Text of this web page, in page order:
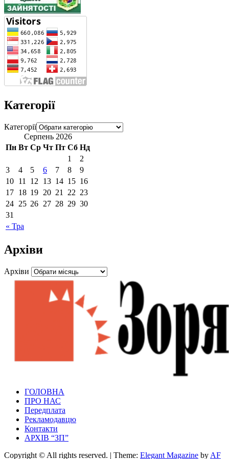
Категорії
Категорії
Серпень 2026
Пн Вт Ср Чт Пт Сб Нд
« Тра
1
2
3
4 5 6 7 8
9
10 11 12 13 14 15 16
17 18 19 20 21 22 23
24 25 26 27 28 29 30
31
Архіви
Архіви
Зоря Полтавщини
Зоря Полтавщини
ГОЛОВНА
ПРО НАС
Передплата
Рекламодавцю
Контакти
АРХІВ “ЗП”
Copyright © All rights reserved. | Theme: Elegant Magazine by AF